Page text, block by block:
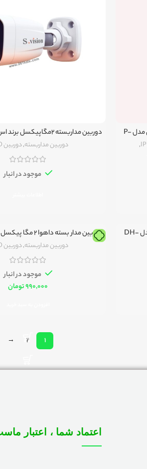
دوربین بی بی کم (baby cam) برند اس ویژن مدل P-
,
J-8216-CH61A
دوربین مداربسته,دوربین AHD
موجود در انبار
دوربین مداربسته دام داهوا2 مگاپیکسل مدل DH-
T1A21P
دوربین مداربسته,دوربین AHD
موجود در انبار
تومان
1
2
→
اعتماد شما ، اعتبار